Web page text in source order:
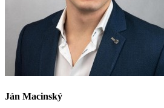
Ján Macinský